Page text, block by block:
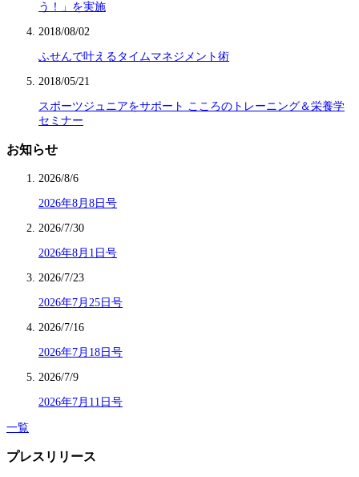
う！」を実施
2018/08/02
ふせんで叶えるタイムマネジメント術
2018/05/21
スポーツジュニアをサポート こころのトレーニング＆栄養学
セミナー
お知らせ
2026/8/6
2026年8月8日号
2026/7/30
2026年8月1日号
2026/7/23
2026年7月25日号
2026/7/16
2026年7月18日号
2026/7/9
2026年7月11日号
一覧
プレスリリース